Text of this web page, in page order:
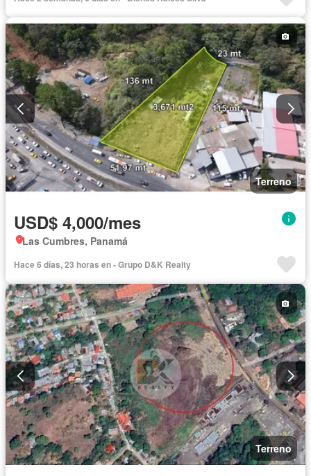
Terreno
USD$ 4,000/mes
Las Cumbres, Panamá
Hace 6 días, 23 horas en - Grupo D&K Realty
Terreno